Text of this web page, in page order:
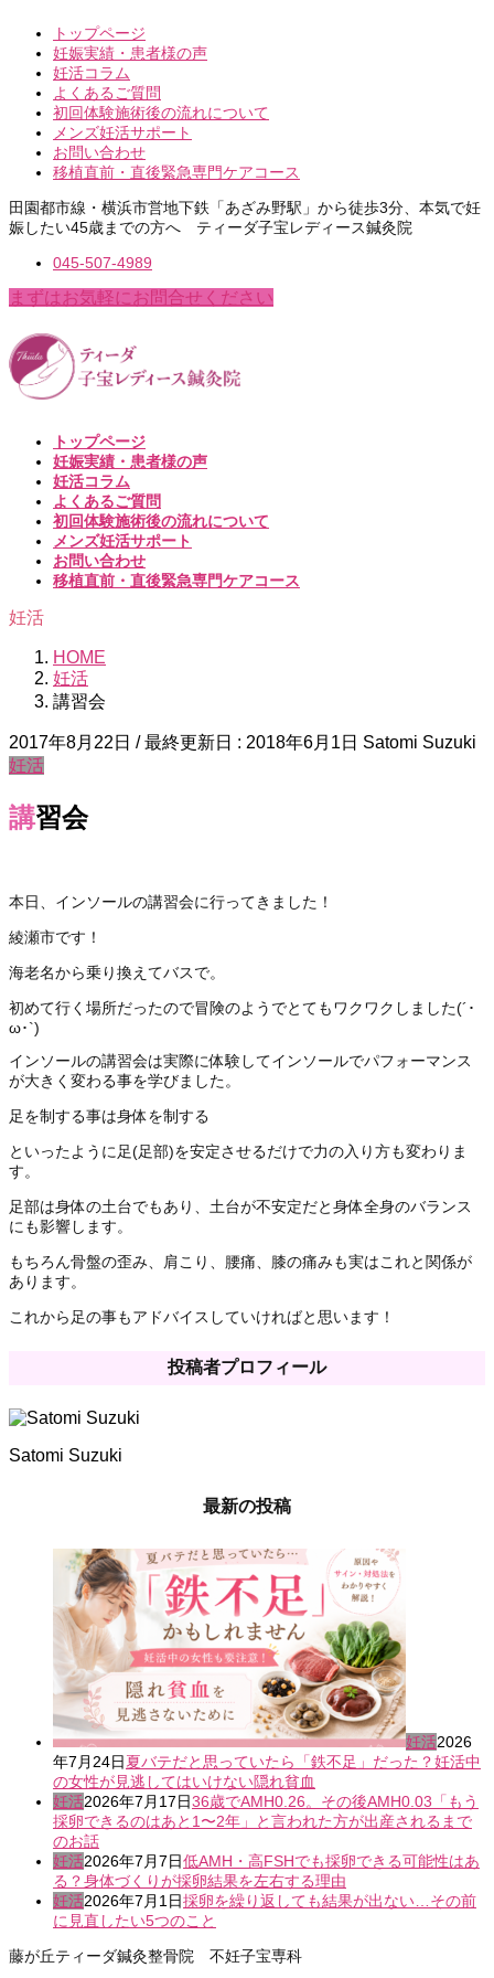
トップページ
妊娠実績・患者様の声
妊活コラム
よくあるご質問
初回体験施術後の流れについて
メンズ妊活サポート
お問い合わせ
移植直前・直後緊急専門ケアコース
田園都市線・横浜市営地下鉄「あざみ野駅」から徒歩3分、本気で妊
娠したい45歳までの方へ ティーダ子宝レディース鍼灸院
045-507-4989
まずはお気軽にお問合せください
トップページ
妊娠実績・患者様の声
妊活コラム
よくあるご質問
初回体験施術後の流れについて
メンズ妊活サポート
お問い合わせ
移植直前・直後緊急専門ケアコース
妊活
HOME
妊活
講習会
2017年8月22日 / 最終更新日 : 2018年6月1日 Satomi Suzuki
妊活
講習会
本日、インソールの講習会に行ってきました！
綾瀬市です！
海老名から乗り換えてバスで。
初めて行く場所だったので冒険のようでとてもワクワクしました(´･
ω･`)
インソールの講習会は実際に体験してインソールでパフォーマンス
が大きく変わる事を学びました。
足を制する事は身体を制する
といったように足(足部)を安定させるだけで力の入り方も変わりま
す。
足部は身体の土台でもあり、土台が不安定だと身体全身のバランス
にも影響します。
もちろん骨盤の歪み、肩こり、腰痛、膝の痛みも実はこれと関係が
あります。
これから足の事もアドバイスしていければと思います！
投稿者プロフィール
Satomi Suzuki
最新の投稿
妊活2026
年7月24日夏バテだと思っていたら「鉄不足」だった？妊活中
の女性が見逃してはいけない隠れ貧血
妊活2026年7月17日36歳でAMH0.26。その後AMH0.03「もう
採卵できるのはあと1〜2年」と言われた方が出産されるまで
のお話
妊活2026年7月7日低AMH・高FSHでも採卵できる可能性はあ
る？身体づくりが採卵結果を左右する理由
妊活2026年7月1日採卵を繰り返しても結果が出ない…その前
に見直したい5つのこと
藤が丘ティーダ鍼灸整骨院 不妊子宝専科